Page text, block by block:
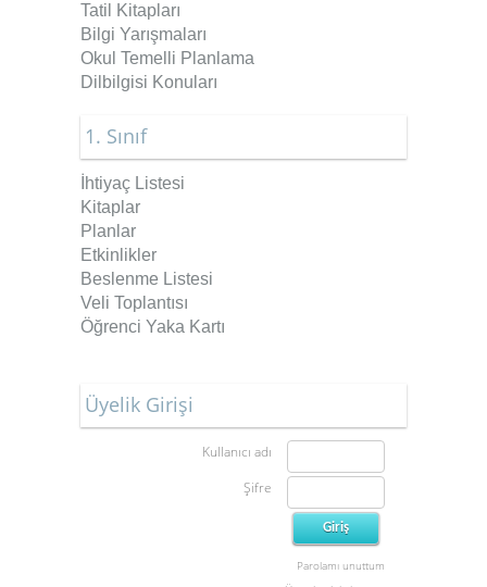
Tatil Kitapları
Bilgi Yarışmaları
Okul Temelli Planlama
Dilbilgisi Konuları
1. Sınıf
İhtiyaç Listesi
Kitaplar
Planlar
Etkinlikler
Beslenme Listesi
Veli Toplantısı
Öğrenci Yaka Kartı
Üyelik Girişi
Kullanıcı adı
Şifre
Parolamı unuttum